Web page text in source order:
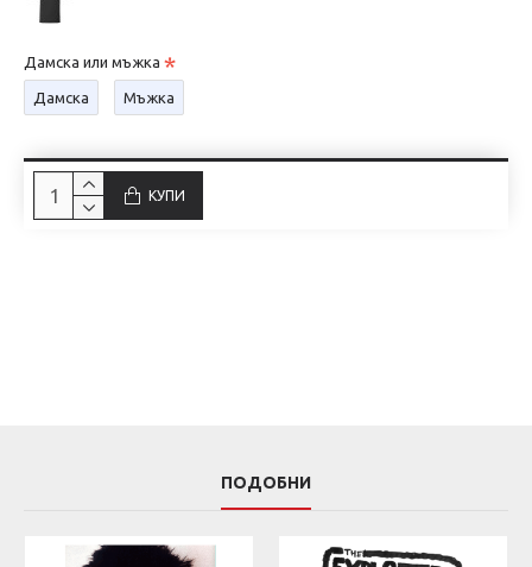
Дамска или мъжка
Дамска Мъжка
КУПИ
ПОДОБНИ